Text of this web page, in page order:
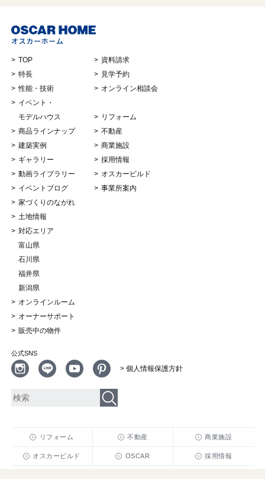
TOP
特長
性能・技術
イベント・
モデルハウス
商品ラインナップ
建築実例
ギャラリー
動画ライブラリー
イベントブログ
家づくりのながれ
土地情報
対応エリア
富山県
石川県
福井県
新潟県
オンラインルーム
オーナーサポート
販売中の物件
資料請求
見学予約
オンライン相談会
リフォーム
不動産
商業施設
採用情報
オスカービルド
事業所案内
公式SNS
> 個人情報保護方針
リフォーム 不動産 商業施設
オスカービルド OSCAR 採用情報